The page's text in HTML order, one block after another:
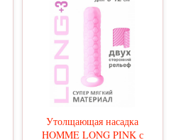
Утолщающая насадка
HOMME LONG PINK с